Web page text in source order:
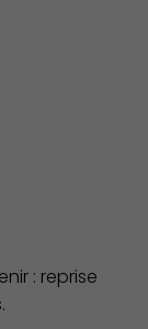
: reprise